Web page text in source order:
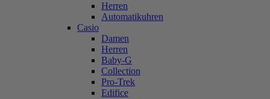
Herren
Automatikuhren
Casio
Damen
Herren
Baby-G
Collection
Pro-Trek
Edifice